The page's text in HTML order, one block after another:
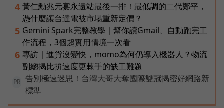
4 黃仁勳兆元宴永遠站最後一排！最低調的二代鄭平，
憑什麼讓台達電被市場重新定價？
5 Gemini Spark完整教學｜幫你讀Gmail、自動跑完工
作流程，3個超實用情境一次看
6 專訪｜進貨沒變快，momo為何仍導入機器人？物流
副總揭比拚速度更棘手的缺工難題
PR
告別極速迷思！台灣大哥大奪國際雙冠揭密好網路新
標準